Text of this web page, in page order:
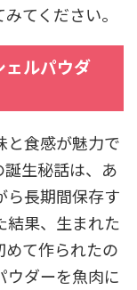
てください。
ェルパウダ
と食感が魅力で
生秘話は、あ
ら長期間保存す
結果、生まれた
て作られたの
ウダーを魚肉に